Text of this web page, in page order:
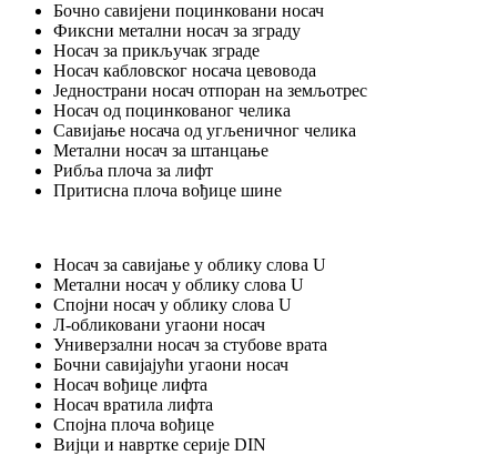
Бочно савијени поцинковани носач
Фиксни метални носач за зграду
Носач за прикључак зграде
Носач кабловског носача цевовода
Једнострани носач отпоран на земљотрес
Носач од поцинкованог челика
Савијање носача од угљеничног челика
Метални носач за штанцање
Рибља плоча за лифт
Притисна плоча вођице шине
Носач за савијање у облику слова U
Метални носач у облику слова U
Спојни носач у облику слова U
Л-обликовани угаони носач
Универзални носач за стубове врата
Бочни савијајући угаони носач
Носач вођице лифта
Носач вратила лифта
Спојна плоча вођице
Вијци и навртке серије DIN